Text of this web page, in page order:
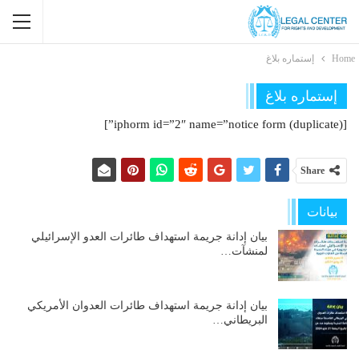
Home إستماره بلاغ
إستماره بلاغ
[iphorm id=”2″ name=”notice form (duplicate)”]
Share
بيانات
بيان إدانة جريمة استهداف طائرات العدو الإسرائيلي
لمنشآت…
بيان إدانة جريمة استهداف طائرات العدوان الأمريكي
البريطاني…